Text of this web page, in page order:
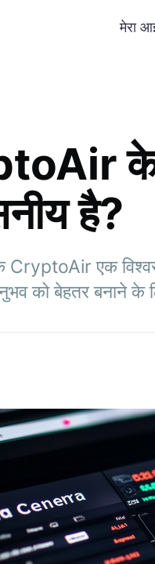
मेरा
के
है?
CryptoAir एक
को बेहतर बनाने के